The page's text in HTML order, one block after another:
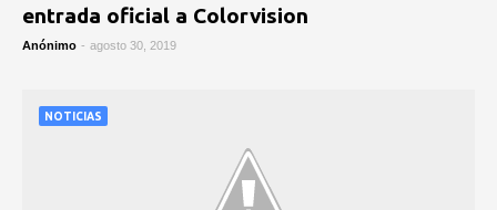
entrada oficial a Colorvision
Anónimo - agosto 30, 2019
NOTICIAS